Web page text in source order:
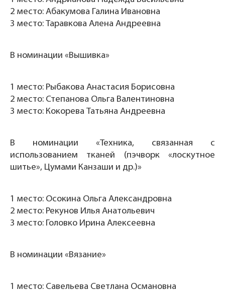
2 место: Абакумова Галина Ивановна
3 место: Таравкова Алена Андреевна
В номинации «Вышивка»
1 место: Рыбакова Анастасия Борисовна
2 место: Степанова Ольга Валентиновна
3 место: Кокорева Татьяна Андреевна
В номинации «Техника, связанная с
использованием тканей (пэчворк «лоскутное
шитье», Цумами Канзаши и др.)»
1 место: Осокина Ольга Александровна
2 место: Рекунов Илья Анатольевич
3 место: Головко Ирина Алексеевна
В номинации «Вязание»
1 место: Савельева Светлана Османовна